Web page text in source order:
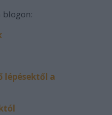
blogon:
lépésektől a